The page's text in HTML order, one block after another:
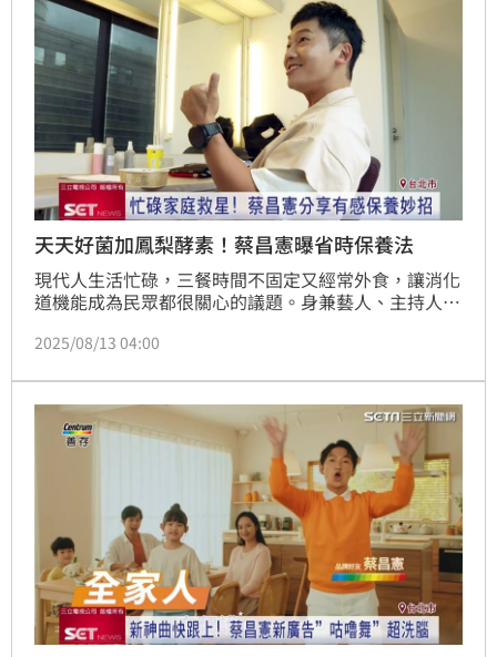
天天好菌加鳳梨酵素！蔡昌憲曝省時保養法
現代人生活忙碌，三餐時間不固定又經常外食，讓消化
道機能成為民眾都很關心的議題。身兼藝人、主持人與
養的秘訣，也是自己吃了有感的保健品「善存3效+益生
三效+合一，分享給外食族與銀髮族，照顧好消化道機
能。
2025/08/13 04:00